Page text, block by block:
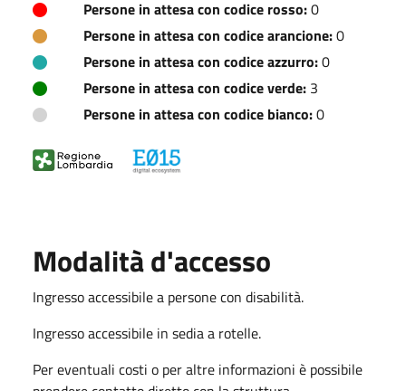
Persone in attesa con codice rosso:0
Persone in attesa con codice arancione:0
Persone in attesa con codice azzurro:0
Persone in attesa con codice verde: 3
Persone in attesa con codice bianco:0
Modalità d'accesso
Ingresso accessibile a persone con disabilità.
Ingresso accessibile in sedia a rotelle.
Per eventuali costi o per altre informazioni è possibile